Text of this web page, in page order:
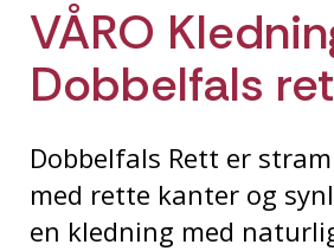
VÅRO
Dobbelfals
Dobbelfals Rett er
med rette kanter og
en kledning med